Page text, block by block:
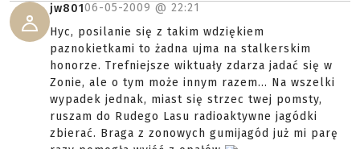
jw80106-05-2009 @ 22:21
Hyc, posilanie się z takim wdziękiem
paznokietkami to żadna ujma na stalkerskim
honorze. Trefniejsze wiktuały zdarza jadać się w
Zonie, ale o tym może innym razem... Na wszelki
wypadek jednak, miast się strzec twej pomsty,
ruszam do Rudego Lasu radioaktywne jagódki
zbierać. Braga z zonowych gumijagód już mi parę